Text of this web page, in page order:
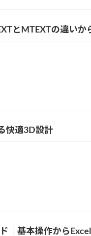
とMTEXTの違いか
快適3D設計
｜基本操作から